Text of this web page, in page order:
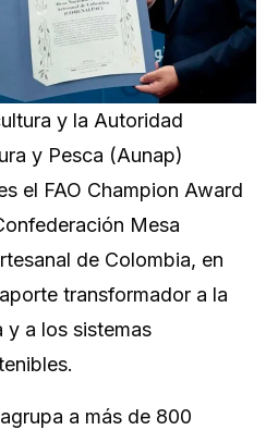
y la Autoridad
y Pesca (Aunap)
el FAO Champion Award
Mesa
de Colombia, en
transformador a la
y a los sistemas
a más de 800